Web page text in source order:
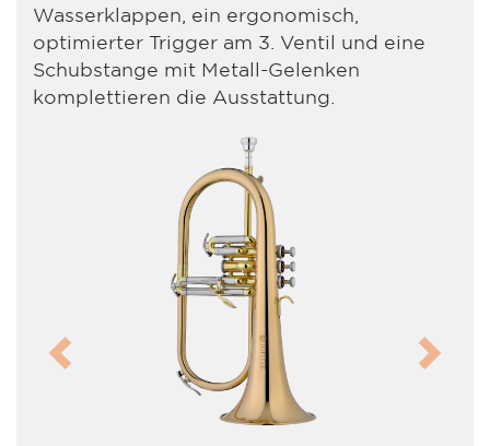
Wasserklappen, ein ergonomisch,
optimierter Trigger am 3. Ventil und eine
Schubstange mit Metall-Gelenken
komplettieren die Ausstattung.
Previous Next